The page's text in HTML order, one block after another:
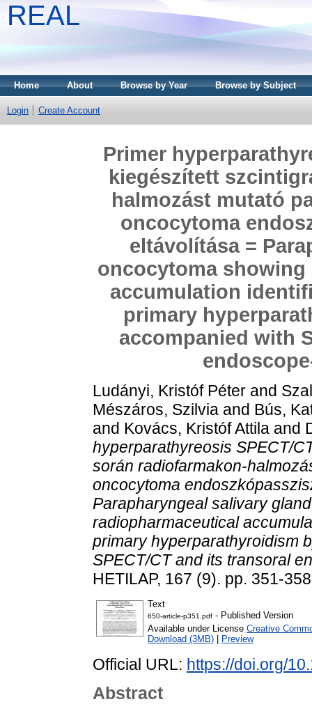
REAL
Home About Browse by Year Browse by Subject
Login Create Account
Primer
kiegészített
halmozást mutató
oncocytoma
eltávolítása =
oncocytoma
accumulation
primary
accompanied with
Ludányi, Kristóf Péter and
Mészáros, Szilvia and Bús,
and Kovács, Kristóf Attila and
hyperparathyreosis SPECT/
során radiofarmakon-
oncocytoma
Parapharyngeal salivary
radiopharmaceutical
primary hyperparathyroidism
SPECT/CT and its transoral
HETILAP, 167 (9). pp. 351-
Text
650-article-p351.pdf - Published Version
Available under License Creative
Download (3MB)
Preview
Official URL: https://doi.org/
Abstract